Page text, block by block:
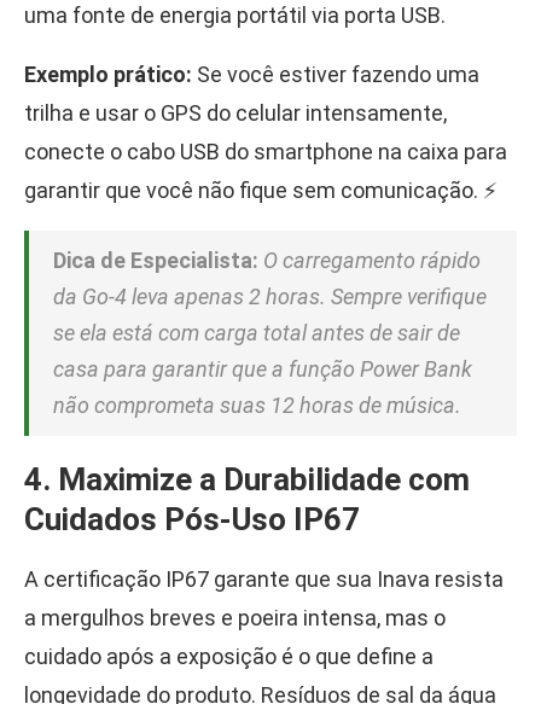
uma fonte de energia portátil via porta USB.
Exemplo prático: Se você estiver fazendo uma
trilha e usar o GPS do celular intensamente,
conecte o cabo USB do smartphone na caixa para
garantir que você não fique sem comunicação. ⚡
Dica de Especialista: O carregamento rápido
da Go-4 leva apenas 2 horas. Sempre verifique
se ela está com carga total antes de sair de
casa para garantir que a função Power Bank
não comprometa suas 12 horas de música.
4. Maximize a Durabilidade com
Cuidados Pós-Uso IP67
A certificação IP67 garante que sua Inava resista
a mergulhos breves e poeira intensa, mas o
cuidado após a exposição é o que define a
longevidade do produto. Resíduos de sal da água